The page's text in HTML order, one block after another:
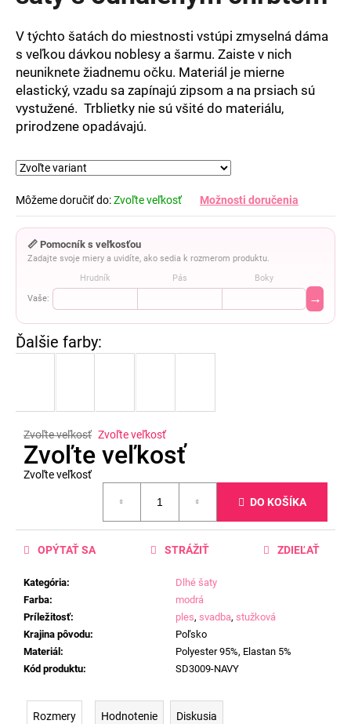
hviezdičiek.
V týchto šatách do miestnosti vstúpi zmyselná dáma
s veľkou dávkou noblesy a šarmu. Zaiste v nich
neuniknete žiadnemu očku. Materiál je mierne
elastický, vzadu sa zapínajú zipsom a na prsiach sú
vystužené. Trblietky nie sú všité do materiálu,
prirodzene opadávajú.
Môžeme doručiť do:Zvoľte veľkosť Možnosti doručenia
📏 Pomocník s veľkosťou
Zadajte svoje miery a uvidíte, ako sedia k rozmerom produktu.
Hrudník
Pás Boky
Vaše: →
Zvoľte veľkosť Zvoľte veľkosť
Zvoľte veľkosť
Zvoľte veľkosť
DO KOŠÍKA
Kategória:
Dlhé šaty
Farba:
modrá
Príležitosť: ples, svadba, stužková
Krajina pôvodu:
Poľsko
Materiál :
Polyester 95%, Elastan 5%
Kód produktu: SD3009-NAVY
OPÝTAŤ SA STRÁŽIŤ ZDIEĽAŤ
Rozmery Hodnotenie Diskusia